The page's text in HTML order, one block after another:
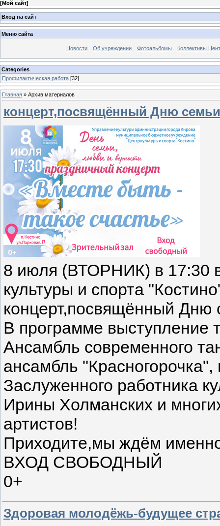
[Мой сайт]
Вход на сайт
Меню сайта
Новости Об учреждении Фотоальбомы Коллективы
Categories
Профилактическая работа [32]
Главная » Архив материалов
концерт,посвящённый Дню
8 июля (ВТОРНИК) в 17:30
культуры и спорта
концерт,посвящённый Дню
В программе выступление
Ансамбль современного
ансамбль
Заслуженного работника
Ирины Холманских и
артистов!
Приходите,мы ждём
ВХОД СВОБОДНЫЙ
0+
Здоровая молодёжь-будущее